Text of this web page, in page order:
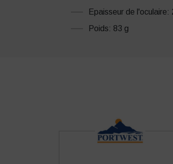
Epaisseur de l'oculaire:
Poids: 83 g